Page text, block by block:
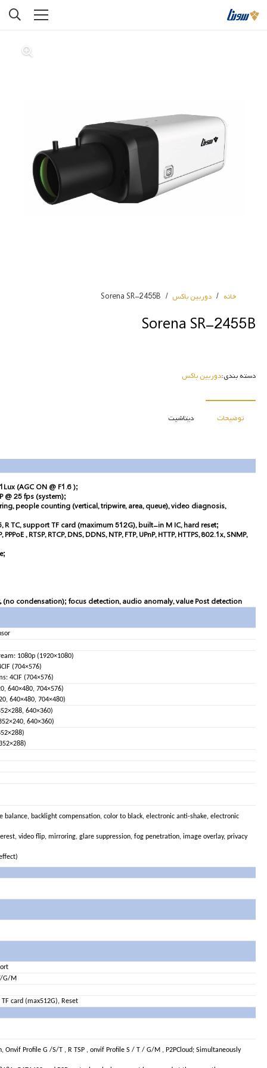
خانه / دوربین باکس /
Sorena SR-2455B
Sorena SR-2455B
دسته بندی:دوربین باکس
توضیحات دیتاشیت
(AGC ON @ F1.6 );
@ 25 fps (system);
people counting (vertical, tripwire, area, queue), video diagnosis,
TC, support TF card (maximum 512G), built-in M IC, hard reset;
, RTSP, RTCP, DNS, DDNS, NTP, FTP, UPnP, HTTP, HTTPS, 802.1x, SNMP,
condensation); focus detection, audio anomaly, value Post detection
1080p (1920×1080)
(704×576)
4CIF (704×576)
640×480, 704×576)
640×480, 704×480)
640×360)
640×360)
balance, backlight compensation, color to black, electronic anti-shake, electronic
video flip, mirroring, glare suppression, fog penetration, image overlay, privacy
G/M
card (max512G), Reset
Onvif Profile G /S/T , R TSP , onvif Profile S / T / G/M , P2PCloud; Simultaneously